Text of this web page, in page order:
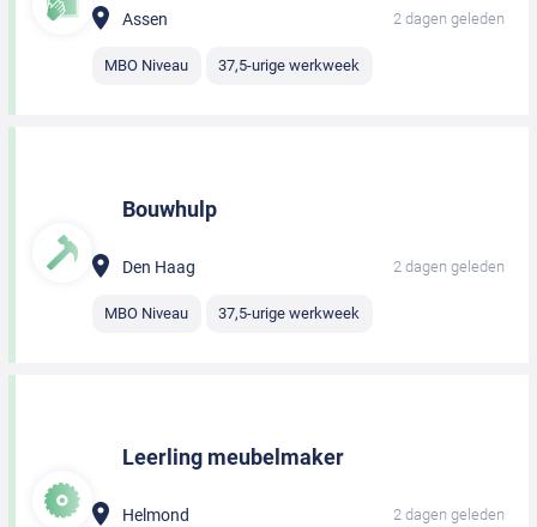
Assen 2 dagen geleden
MBO Niveau 37,5-urige werkweek
Bouwhulp
Den Haag 2 dagen geleden
MBO Niveau 37,5-urige werkweek
Leerling meubelmaker
Helmond 2 dagen geleden